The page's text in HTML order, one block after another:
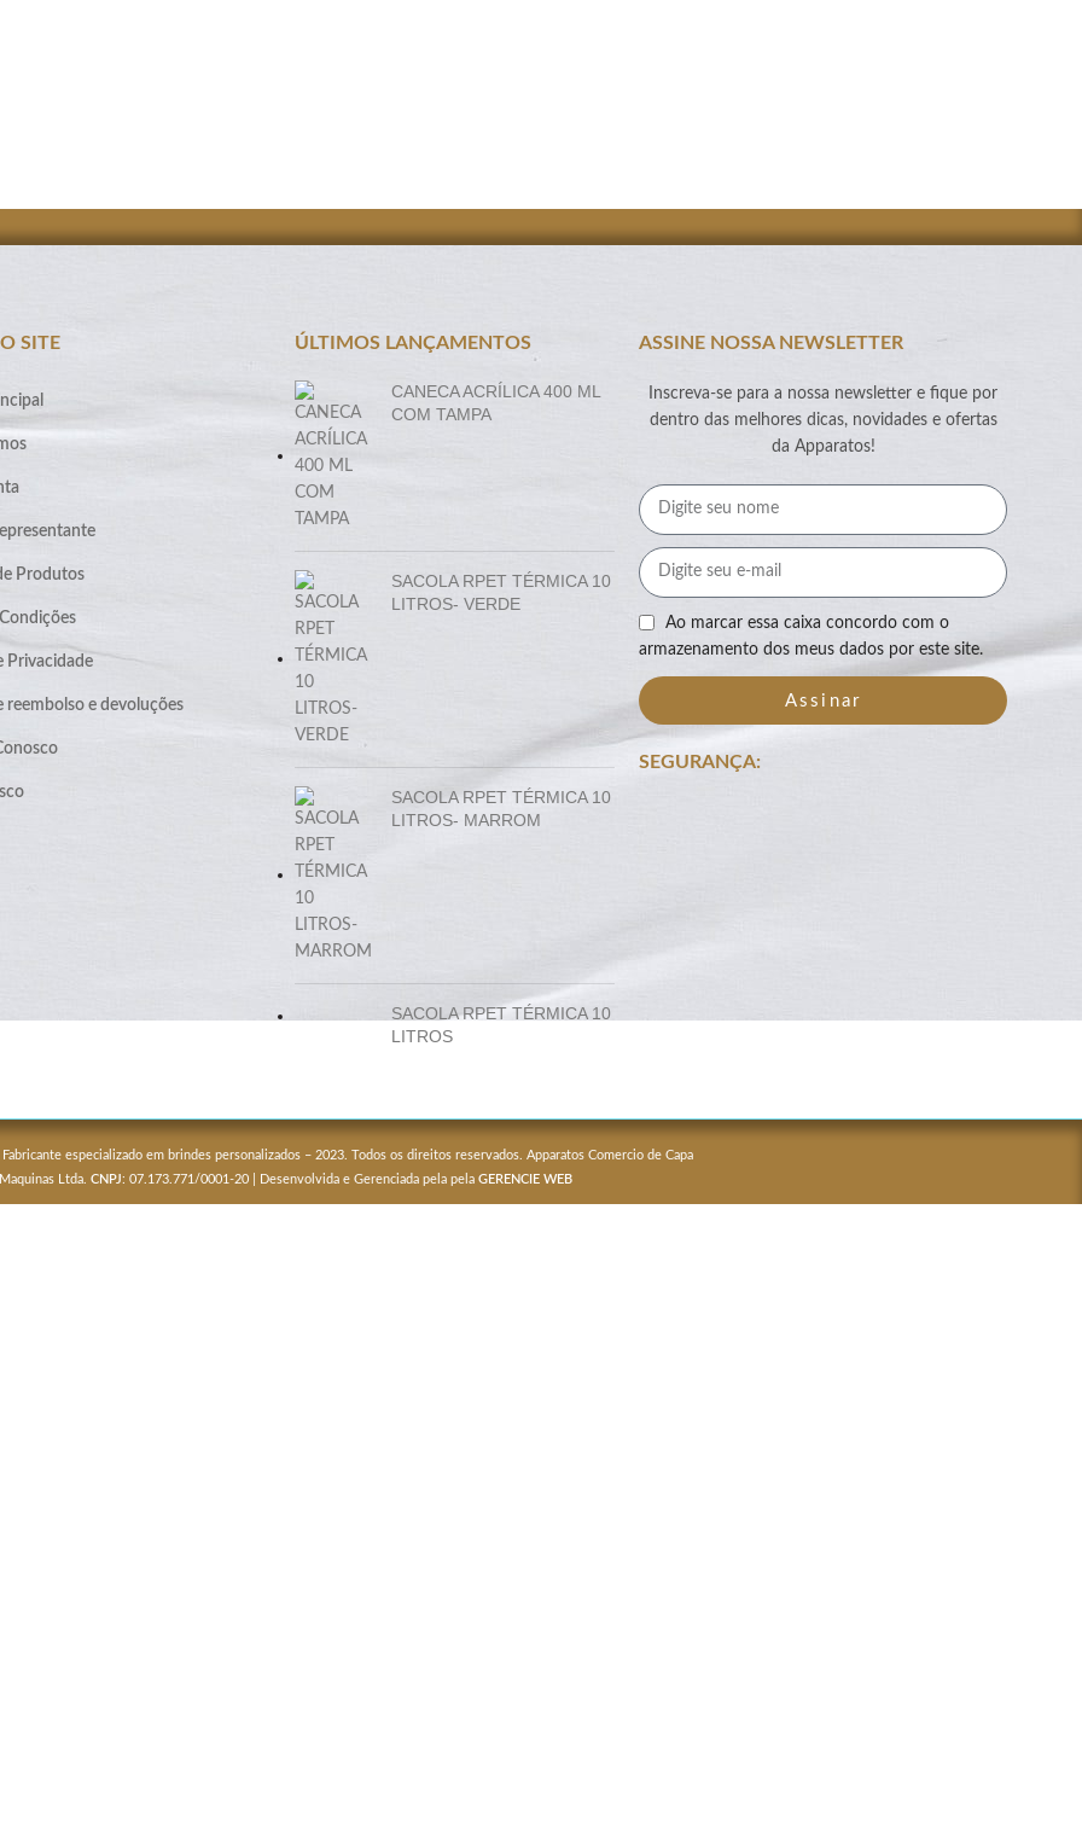
SITE
Produtos
Privacidade
reembolso e devoluções
ÚLTIMOS LANÇAMENTOS
CANECA ACRÍLICA 400 ML
COM TAMPA
SACOLA RPET TÉRMICA 10
LITROS- VERDE
SACOLA RPET TÉRMICA 10
LITROS- MARROM
SACOLA RPET TÉRMICA 10
LITROS
ASSINE NOSSA NEWSLETTER
Inscreva-se para a nossa newsletter e fique por
dentro das melhores dicas, novidades e ofertas
da Apparatos!
Ao marcar essa caixa concordo com o
armazenamento dos meus dados por este site.
Assinar
SEGURANÇA:
Fabricante especializado em brindes personalizados – 2023. Todos os direitos reservados. Apparatos Comercio de Capa
Ltda. CNPJ: 07.173.771/0001-20 | Desenvolvida e Gerenciada pela pela GERENCIE WEB